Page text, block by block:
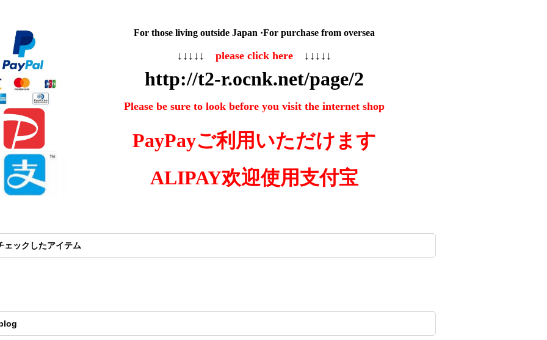
For those living outside Japan ·For purchase from oversea
↓↓↓↓↓ please click here ↓↓↓↓↓
http://t2-r.ocnk.net/page/2
Please be sure to look before you visit the internet shop
PayPayご利用いただけます
ALIPAY欢迎使用支付宝
ェックしたアイテム